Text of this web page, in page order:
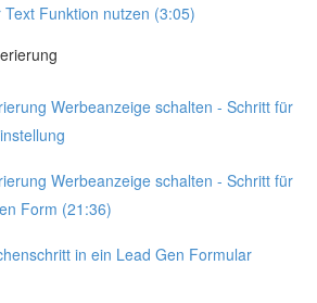
Text Funktion nutzen (3:05)
Werbeanzeige schalten - Schritt für
Werbeanzeige schalten - Schritt für
Form (21:36)
in ein Lead Gen Formular